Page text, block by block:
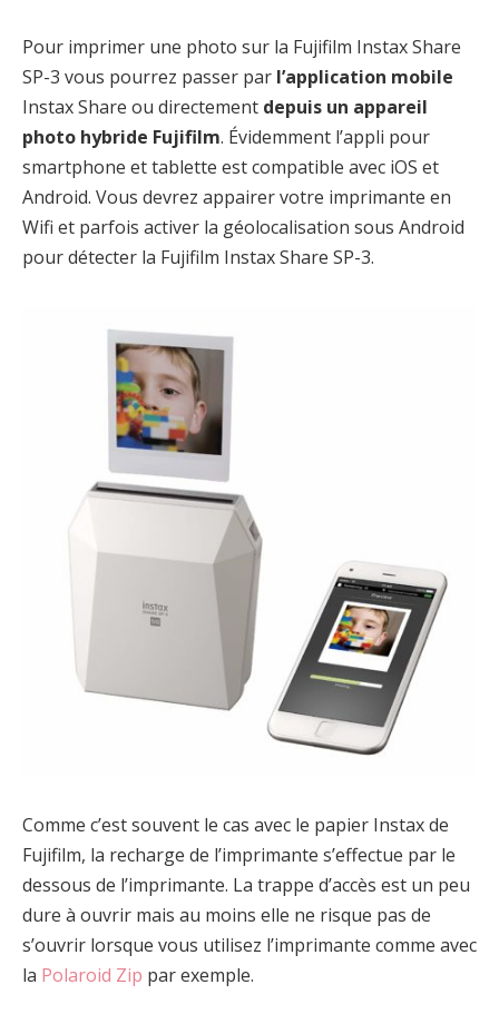
Pour imprimer une photo sur la Fujifilm Instax Share
SP-3 vous pourrez passer par l’application mobile
Instax Share ou directement depuis un appareil
photo hybride Fujifilm. Évidemment l’appli pour
smartphone et tablette est compatible avec iOS et
Android. Vous devrez appairer votre imprimante en
Wifi et parfois activer la géolocalisation sous Android
pour détecter la Fujifilm Instax Share SP-3.
Comme c’est souvent le cas avec le papier Instax de
Fujifilm, la recharge de l’imprimante s’effectue par le
dessous de l’imprimante. La trappe d’accès est un peu
dure à ouvrir mais au moins elle ne risque pas de
s’ouvrir lorsque vous utilisez l’imprimante comme avec
la Polaroid Zip par exemple.